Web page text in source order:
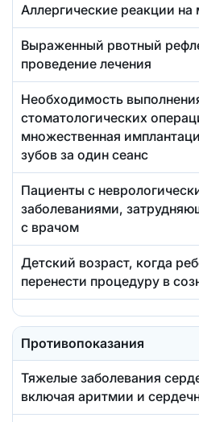
Аллергические реакции на
Выраженный рвотный
проведение лечения
Необходимость
стоматологических
множественная
зубов за один сеанс
Пациенты с
заболеваниями,
с врачом
Детский возраст, когда
перенести процедуру в
Противопоказания
Тяжелые заболевания
включая аритмии и